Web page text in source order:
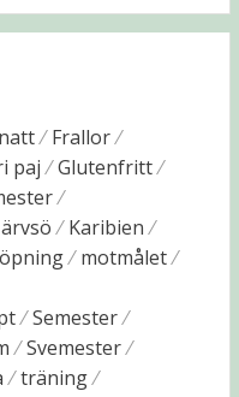
Frallor
paj
Glutenfritt
Karibien
motmålet
Semester
Svemester
träning